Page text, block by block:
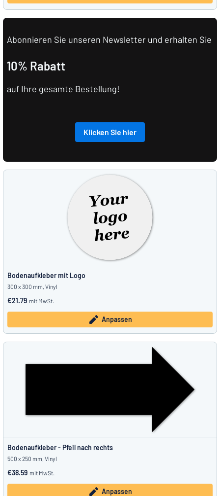
Abonnieren Sie unseren Newsletter und erhalten Sie
10% Rabatt
auf Ihre gesamte Bestellung!
Klicken Sie hier
Bodenaufkleber mit Logo
300 x 300 mm, Vinyl
€21.79 mit MwSt.
Anpassen
Bodenaufkleber - Pfeil nach rechts
500 x 250 mm, Vinyl
€38.59 mit MwSt.
Anpassen